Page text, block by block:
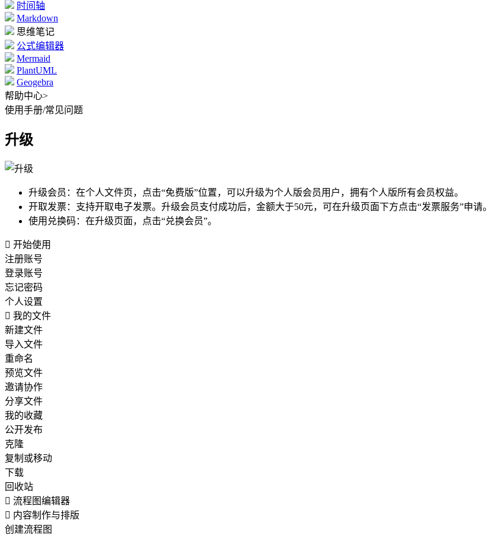
时间轴
Markdown
思维笔记
公式编辑器
Mermaid
PlantUML
Geogebra
帮助中心>
使用手册/常见问题
升级
升级会员：在个人文件页，点击“免费版”位置，可以升级为个人版会员用户，拥有个人版所有会员权益。
开取发票：支持开取电子发票。升级会员支付成功后，金额大于50元，可在升级页面下方点击“发票服务”申请。
使用兑换码：在升级页面，点击“兑换会员”。
 开始使用
注册账号
登录账号
忘记密码
个人设置
 我的文件
新建文件
导入文件
重命名
预览文件
邀请协作
分享文件
我的收藏
公开发布
克隆
复制或移动
下载
回收站
 流程图编辑器
 内容制作与排版
创建流程图